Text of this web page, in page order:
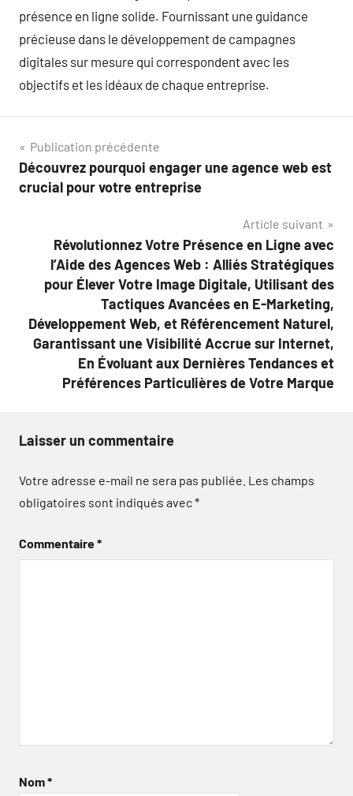
présence en ligne solide. Fournissant une guidance
précieuse dans le développement de campagnes
digitales sur mesure qui correspondent avec les
objectifs et les idéaux de chaque entreprise.
Navigation
de
Publication précédente
Découvrez pourquoi engager une agence web est
crucial pour votre entreprise
Article suivant
Révolutionnez Votre Présence en Ligne avec
l’Aide des Agences Web : Alliés Stratégiques
pour Élever Votre Image Digitale, Utilisant des
Tactiques Avancées en E-Marketing,
Développement Web, et Référencement Naturel,
Garantissant une Visibilité Accrue sur Internet,
En Évoluant aux Dernières Tendances et
Préférences Particulières de Votre Marque
Laisser un commentaire
Votre adresse e-mail ne sera pas publiée. Les champs
obligatoires sont indiqués avec*
Commentaire*
Nom*